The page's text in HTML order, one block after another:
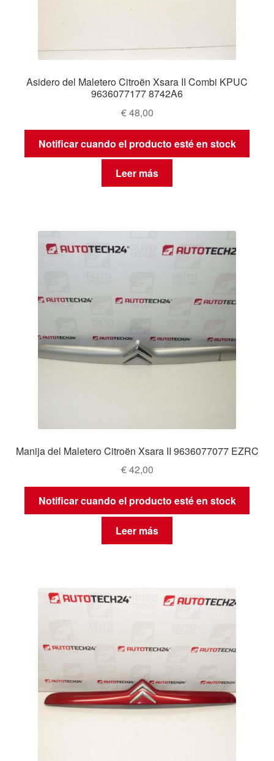
Asidero del Maletero Citroën Xsara II Combi KPUC
9636077177 8742A6
€48,00
Notificar cuando el producto esté en stock
Leer más
Manija del Maletero Citroën Xsara II 9636077077 EZRC
€42,00
Notificar cuando el producto esté en stock
Leer más